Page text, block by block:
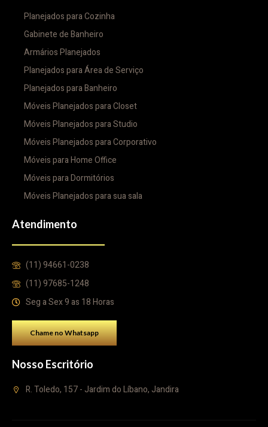
Planejados para Cozinha
Gabinete de Banheiro
Armários Planejados
Planejados para Área de Serviço
Planejados para Banheiro
Móveis Planejados para Closet
Móveis Planejados para Studio
Móveis Planejados para Corporativo
Móveis para Home Office
Móveis para Dormitórios
Móveis Planejados para sua sala
Atendimento
(11) 94661-0238
(11) 97685-1248
Seg a Sex 9 as 18 Horas
Chame no Whatsapp
Nosso Escritório
R. Toledo, 157 - Jardim do Líbano, Jandira